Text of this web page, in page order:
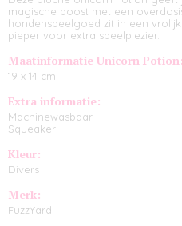
magische boost met een
hondenspeelgoed zit in een
pieper voor extra speelplezier.
Maatinformatie Unicorn Potion:
19 x 14 cm
Extra informatie:
Machinewasbaar
Squeaker
Kleur:
Divers
Merk:
FuzzYard